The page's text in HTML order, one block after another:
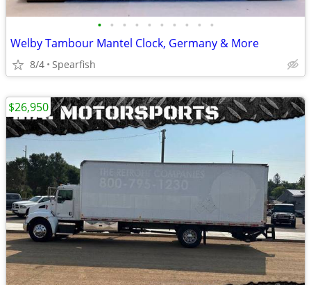
• • • • • • • • • •
Welby Tambour Mantel Clock, Germany & More
8/4 Spearfish
$26,950